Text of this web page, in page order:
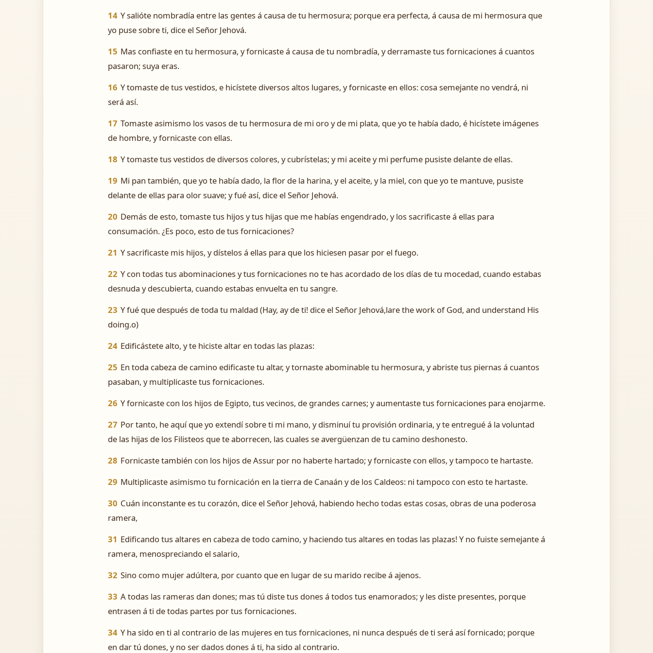
14 Y salióte nombradía entre las gentes á causa de tu hermosura; porque era perfecta, á causa de mi hermosura que
yo puse sobre ti, dice el Señor Jehová.
15 Mas confiaste en tu hermosura, y fornicaste á causa de tu nombradía, y derramaste tus fornicaciones á cuantos
pasaron; suya eras.
16 Y tomaste de tus vestidos, e hicístete diversos altos lugares, y fornicaste en ellos: cosa semejante no vendrá, ni
será así.
17 Tomaste asimismo los vasos de tu hermosura de mi oro y de mi plata, que yo te había dado, é hicístete imágenes
de hombre, y fornicaste con ellas.
18 Y tomaste tus vestidos de diversos colores, y cubrístelas; y mi aceite y mi perfume pusiste delante de ellas.
19 Mi pan también, que yo te había dado, la flor de la harina, y el aceite, y la miel, con que yo te mantuve, pusiste
delante de ellas para olor suave; y fué así, dice el Señor Jehová.
20 Demás de esto, tomaste tus hijos y tus hijas que me habías engendrado, y los sacrificaste á ellas para
consumación. ¿Es poco, esto de tus fornicaciones?
21 Y sacrificaste mis hijos, y dístelos á ellas para que los hiciesen pasar por el fuego.
22 Y con todas tus abominaciones y tus fornicaciones no te has acordado de los días de tu mocedad, cuando estabas
desnuda y descubierta, cuando estabas envuelta en tu sangre.
23 Y fué que después de toda tu maldad (H­ay, ay de ti! dice el Señor Jehová,lare the work of God, and understand His
doing.o)
24 Edificástete alto, y te hiciste altar en todas las plazas:
25 En toda cabeza de camino edificaste tu altar, y tornaste abominable tu hermosura, y abriste tus piernas á cuantos
pasaban, y multiplicaste tus fornicaciones.
26 Y fornicaste con los hijos de Egipto, tus vecinos, de grandes carnes; y aumentaste tus fornicaciones para enojarme.
27 Por tanto, he aquí que yo extendí sobre ti mi mano, y disminuí tu provisión ordinaria, y te entregué á la voluntad
de las hijas de los Filisteos que te aborrecen, las cuales se avergüenzan de tu camino deshonesto.
28 Fornicaste también con los hijos de Assur por no haberte hartado; y fornicaste con ellos, y tampoco te hartaste.
29 Multiplicaste asimismo tu fornicación en la tierra de Canaán y de los Caldeos: ni tampoco con esto te hartaste.
30 Cuán inconstante es tu corazón, dice el Señor Jehová, habiendo hecho todas estas cosas, obras de una poderosa
ramera,
31 Edificando tus altares en cabeza de todo camino, y haciendo tus altares en todas las plazas! Y no fuiste semejante á
ramera, menospreciando el salario,
32 Sino como mujer adúltera, por cuanto que en lugar de su marido recibe á ajenos.
33 A todas las rameras dan dones; mas tú diste tus dones á todos tus enamorados; y les diste presentes, porque
entrasen á ti de todas partes por tus fornicaciones.
34 Y ha sido en ti al contrario de las mujeres en tus fornicaciones, ni nunca después de ti será así fornicado; porque
en dar tú dones, y no ser dados dones á ti, ha sido al contrario.